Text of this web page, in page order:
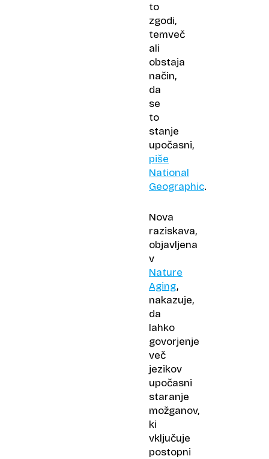
to
zgodi,
temveč
ali
obstaja
način,
da
se
to
stanje
upočasni,
piše
National
Geographic.
Nova
raziskava,
objavljena
v
Nature
Aging,
nakazuje,
da
lahko
govorjenje
več
jezikov
upočasni
staranje
možganov,
ki
vključuje
postopni